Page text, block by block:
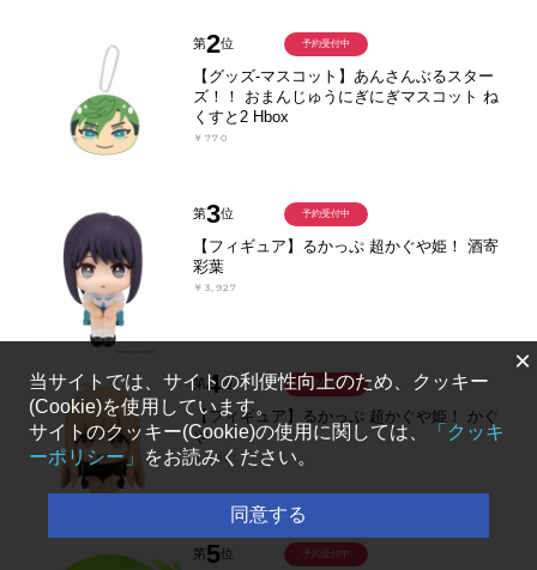
第2位
【グッズ-マスコット】あんさんぶるスター
ズ！！ おまんじゅうにぎにぎマスコット ね
くすと2 Hbox
￥770
予約受付中
第3位
【フィギュア】るかっぷ 超かぐや姫！ 酒寄
彩葉
￥3,927
予約受付中
第4位
【フィギュア】るかっぷ 超かぐや姫！ かぐ
や
￥3,927
予約受付中
第5位 予約受付中
×
当サイトでは、サイトの利便性向上のため、クッキー
(Cookie)を使用しています。
サイトのクッキー(Cookie)の使用に関しては、
「クッキ
ーポリシー」
をお読みください。
同意する